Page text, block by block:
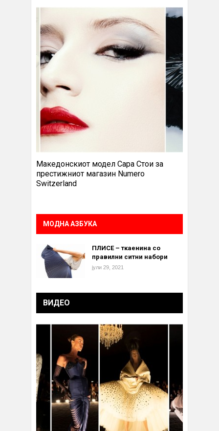
Македонскиот модел Сара Стои за
престижниот магазин Numero
Switzerland
МОДНА АЗБУКА
ПЛИСЕ – ткаенина со
правилни ситни набори
јули 29, 2021
ВИДЕО